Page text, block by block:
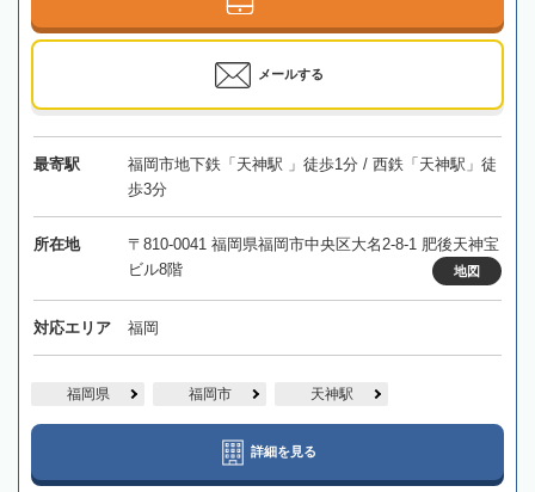
メールする
最寄駅
福岡市地下鉄「天神駅 」徒歩1分 / 西鉄「天神駅」徒
歩3分
所在地
〒810-0041 福岡県福岡市中央区大名2-8-1 肥後天神宝
ビル8階
地図
対応エリア 福岡
福岡県 福岡市 天神駅
詳細を見る